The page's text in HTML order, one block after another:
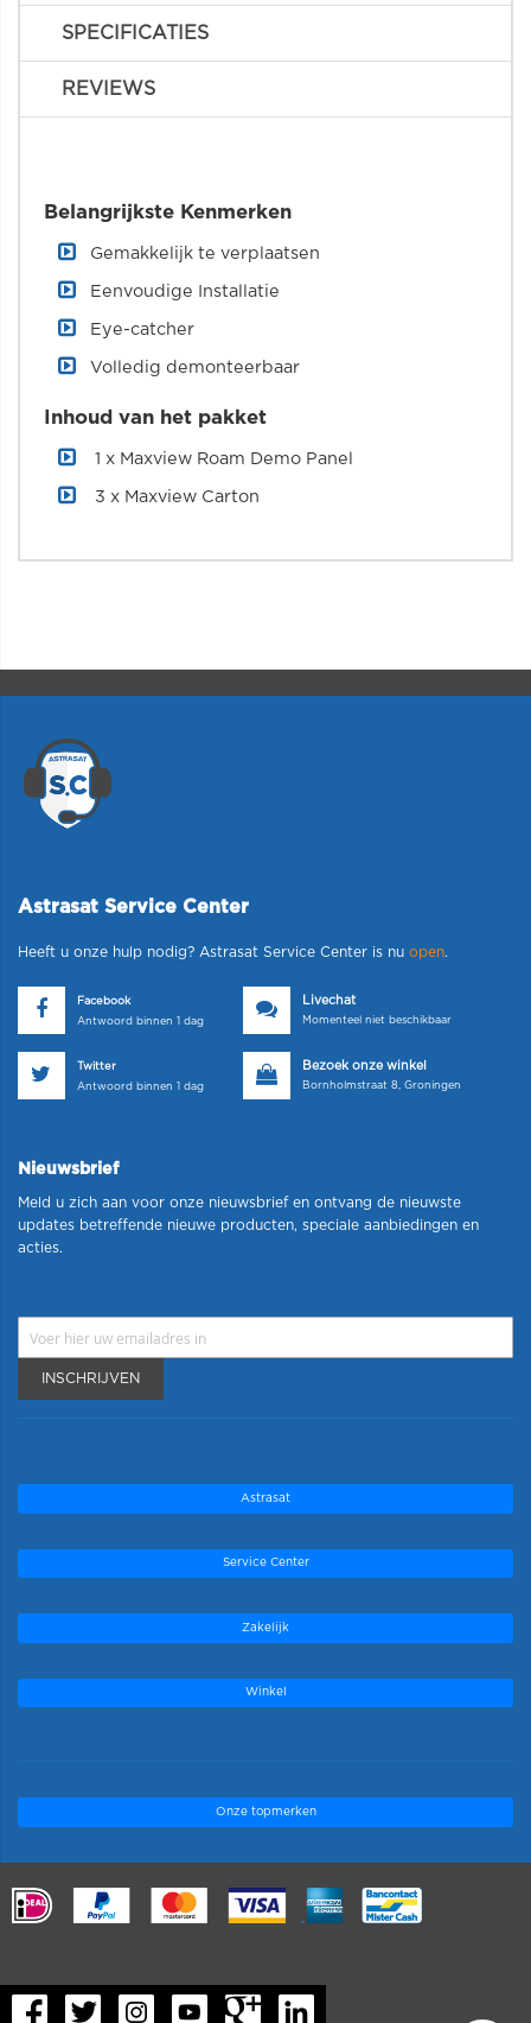
SPECIFICATIES
REVIEWS
Belangrijkste Kenmerken
Gemakkelijk te verplaatsen
Eenvoudige Installatie
Eye-catcher
Volledig demonteerbaar
Inhoud van het pakket
1 x Maxview Roam Demo Panel
3 x Maxview Carton
Astrasat Service Center
Heeft u onze hulp nodig? Astrasat Service Center is nu open.
Facebook
Antwoord binnen 1 dag
Livechat
Momenteel niet beschikbaar
Twitter
Antwoord binnen 1 dag
Bezoek onze winkel
Bornholmstraat 8, Groningen
Nieuwsbrief
Meld u zich aan voor onze nieuwsbrief en ontvang de nieuwste
updates betreffende nieuwe producten, speciale aanbiedingen en
acties.
INSCHRIJVEN
Astrasat
Service Center
Zakelijk
Winkel
Onze topmerken
.